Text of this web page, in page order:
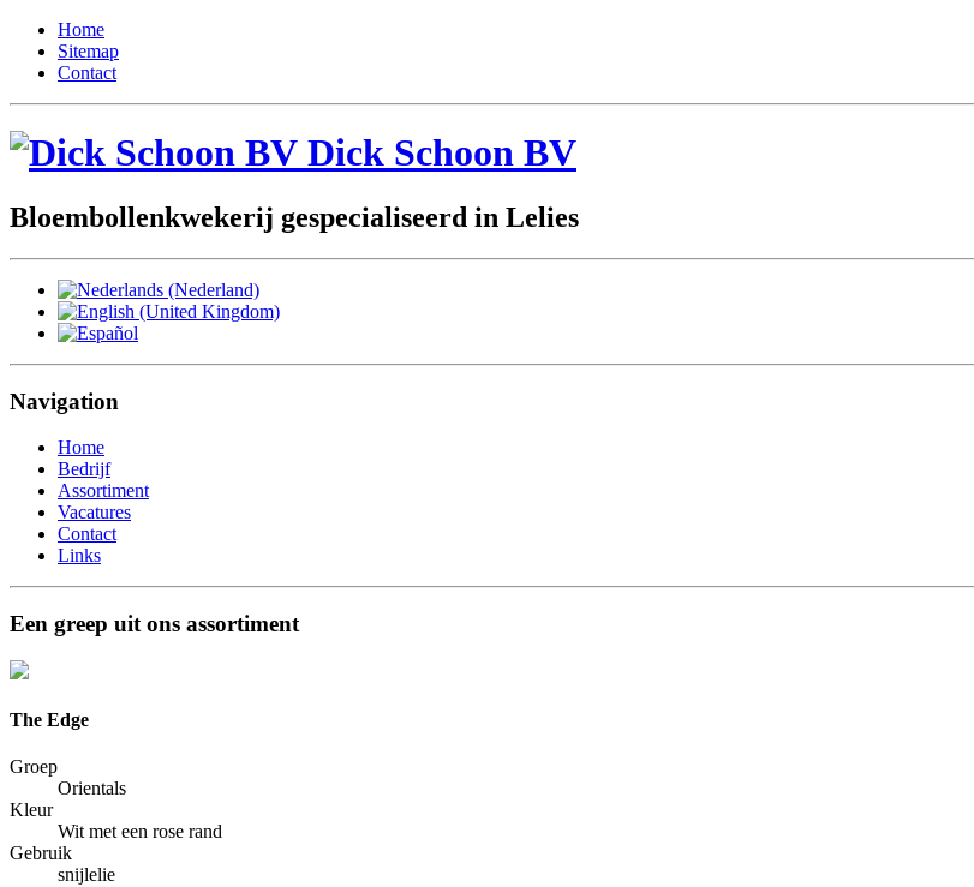
Home
Sitemap
Contact
Dick Schoon BV
Bloembollenkwekerij gespecialiseerd in Lelies
Navigation
Home
Bedrijf
Assortiment
Vacatures
Contact
Links
Een greep uit ons assortiment
The Edge
Groep
Orientals
Kleur
Wit met een rose rand
Gebruik
snijlelie